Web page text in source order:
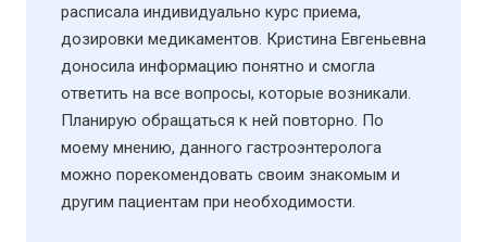
расписала индивидуально курс приема,
дозировки медикаментов. Кристина Евгеньевна
доносила информацию понятно и смогла
ответить на все вопросы, которые возникали.
Планирую обращаться к ней повторно. По
моему мнению, данного гастроэнтеролога
можно порекомендовать своим знакомым и
другим пациентам при необходимости.